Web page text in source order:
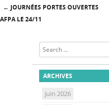
Post navigation
← JOURNÉES PORTES OUVERTES
AFPA LE 24/11
Search
ARCHIVES
juin 2026